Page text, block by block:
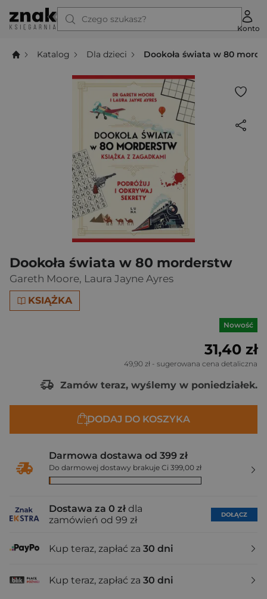
Czego szukasz?
Konto
Katalog Dla dzieci Dookoła świata w 80
Dookoła świata w 80 morderstw
Gareth Moore, Laura Jayne Ayres
KSIĄŻKA
Nowość
31,40 zł
49,90 zł - sugerowana cena detaliczna
Zamów teraz, wyślemy w poniedziałek.
DODAJ DO KOSZYKA
Darmowa dostawa od 399 zł
Do darmowej dostawy brakuje Ci 399,00 zł
Dostawa za 0 zł dla
zamówień od 99 zł
DOŁĄCZ
Kup teraz, zapłać za 30 dni
Kup teraz, zapłać za 30 dni